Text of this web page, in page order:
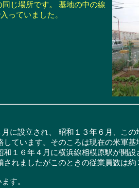
じ場所です。 基地の中の線
っていました。
に設立され、 昭和１３年６月、この
ています。そのころは現在の米軍基
１６年４月に横浜線相模原駅が開設
れましたがこのときの従業員数は約
す。